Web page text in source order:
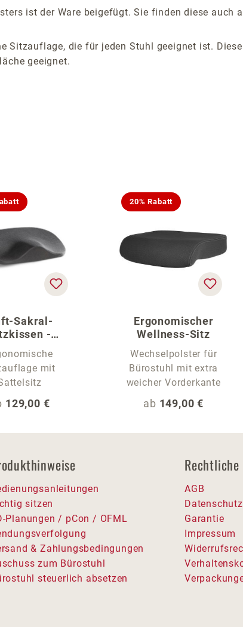
ist der Ware beigefügt. Sie finden diese auch
Sitzauflage, die für jeden Stuhl geeignet ist.
geeignet.
Sakral-
-
für Stühle
mit
Preis:
129,00 €
20% Rabatt
Ergonomischer
Wellness-Sitz
Wechselpolster für
Bürostuhl mit extra
weicher Vorderkante
Regulärer Preis:
ab 149,00 €
sitzen
Planungen / pCon / OFML
& Zahlungsbedingungen
zum Bürostuhl
steuerlich absetzen
AGB
Datenschutz
Garantie
Impressum